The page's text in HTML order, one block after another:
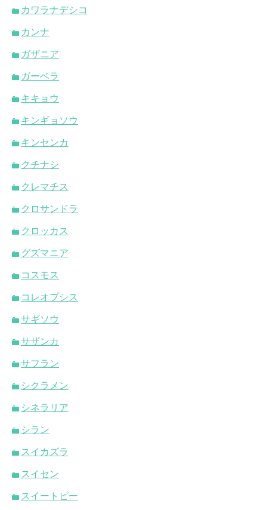
カワラナデシコ
カンナ
ガザニア
ガーベラ
キキョウ
キンギョソウ
キンセンカ
クチナシ
クレマチス
クロサンドラ
クロッカス
グズマニア
コスモス
コレオプシス
サギソウ
サザンカ
サフラン
シクラメン
シネラリア
シラン
スイカズラ
スイセン
スイートピー